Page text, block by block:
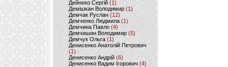
Дейнеко Сергій (1)
Демішкан Володимир(1)
Демчак Руслан (12)
Демченко Людмила (1)
Демчина Павло (4)
Демчишин Володимир (5)
Демчук Ольга(1)
Денисенко Анатолій Петрович
(1)
Денисенко Андрій (6)
Денисенко Вадим Ігорович (4)